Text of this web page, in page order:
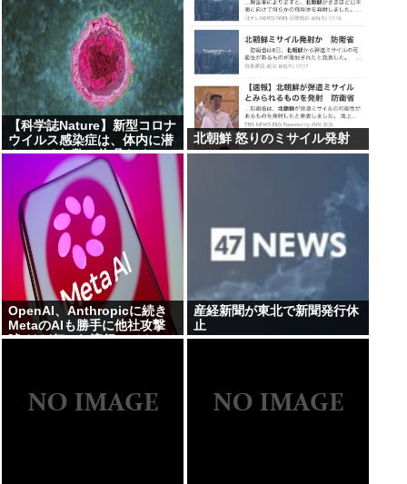
【科学誌Nature】新型コロナ
ウイルス感染症は、体内に潜
んでいる無数の休眠ウイルス
を再活性化し、人々に重篤な
病気を引き起こす
北朝鮮 怒りのミサイル発射
OpenAI、Anthropicに続き
MetaのAIも勝手に他社攻撃
嘘ξけど何これ流行ってん
産経新聞が東北で新聞発行休
止